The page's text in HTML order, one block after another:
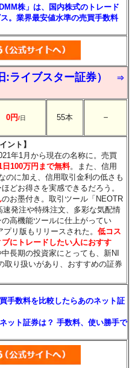
株」は、国内株式のトレード
。業界最安値水準の売買手数料
イブスター証券）
⇒
0円/日 55本 －
ント】
年1月から現在の名称に。売買
100万円まで無料。また、信用
のに加え、信用取引金利の低さも
どお得さを実感できるだろう。
のお墨付き。取引ツール「NEOTR
発注や特殊注文、多彩な気配情
高機能ツールに仕上がってい
プリ版もリリースされた。低コス
にトレードしたい人におすす
長期の投資家にとっても、新NI
取り扱いがあり、おすすめの証券
手数料を比較したらあのネット証
ット証券は？ 手数料、使い勝手で